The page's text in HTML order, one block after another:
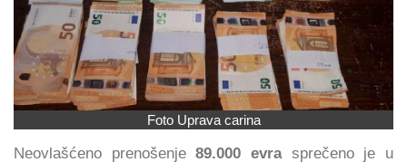
Foto Uprava carina
Neovlašćeno prenošenje89.000 evrasprečeno je u